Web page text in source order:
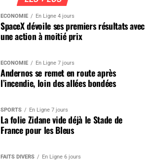
ÉCONOMIE En Ligne 4 jours
SpaceX dévoile ses premiers résultats avec
une action à moitié prix
ÉCONOMIE En Ligne 7 jours
Andernos se remet en route après
l’incendie, loin des allées bondées
SPORTS En Ligne 7 jours
La folie Zidane vide déjà le Stade de
France pour les Bleus
FAITS DIVERS En Ligne 6 jours